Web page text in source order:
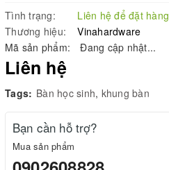
Tình trạng:
Liên hệ để đặt hàng
Thương hiệu:
Vinahardware
Mã sản phẩm:
Đang cập nhật...
Liên hệ
Tags: Bàn học sinh, khung bàn
Bạn cần hỗ trợ?
Mua sản phẩm